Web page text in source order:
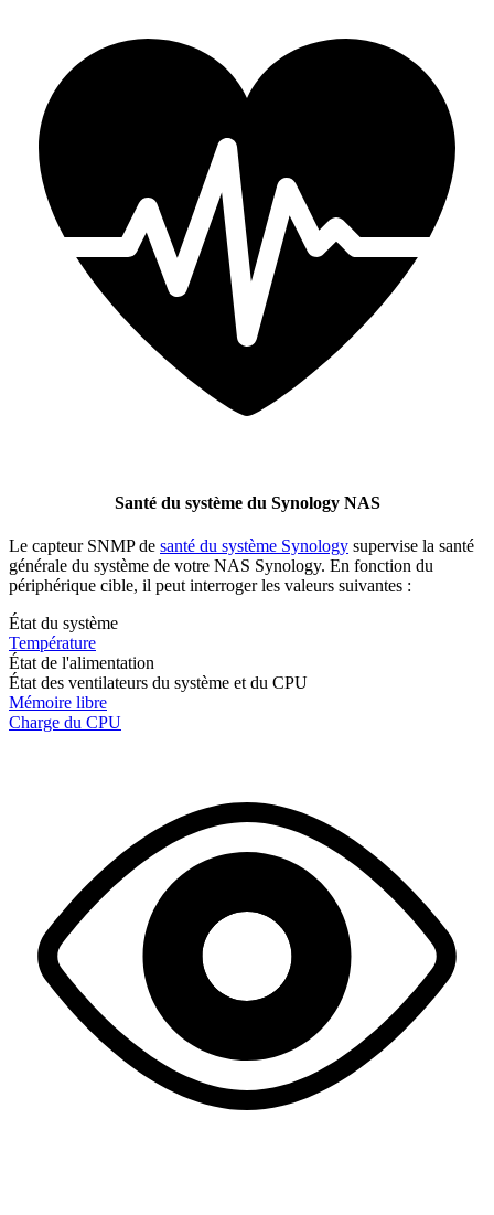
Santé du système du Synology NAS
Le capteur SNMP de santé du système Synology supervise la santé
générale du système de votre NAS Synology. En fonction du
périphérique cible, il peut interroger les valeurs suivantes :
État du système
Température
État de l'alimentation
État des ventilateurs du système et du CPU
Mémoire libre
Charge du CPU